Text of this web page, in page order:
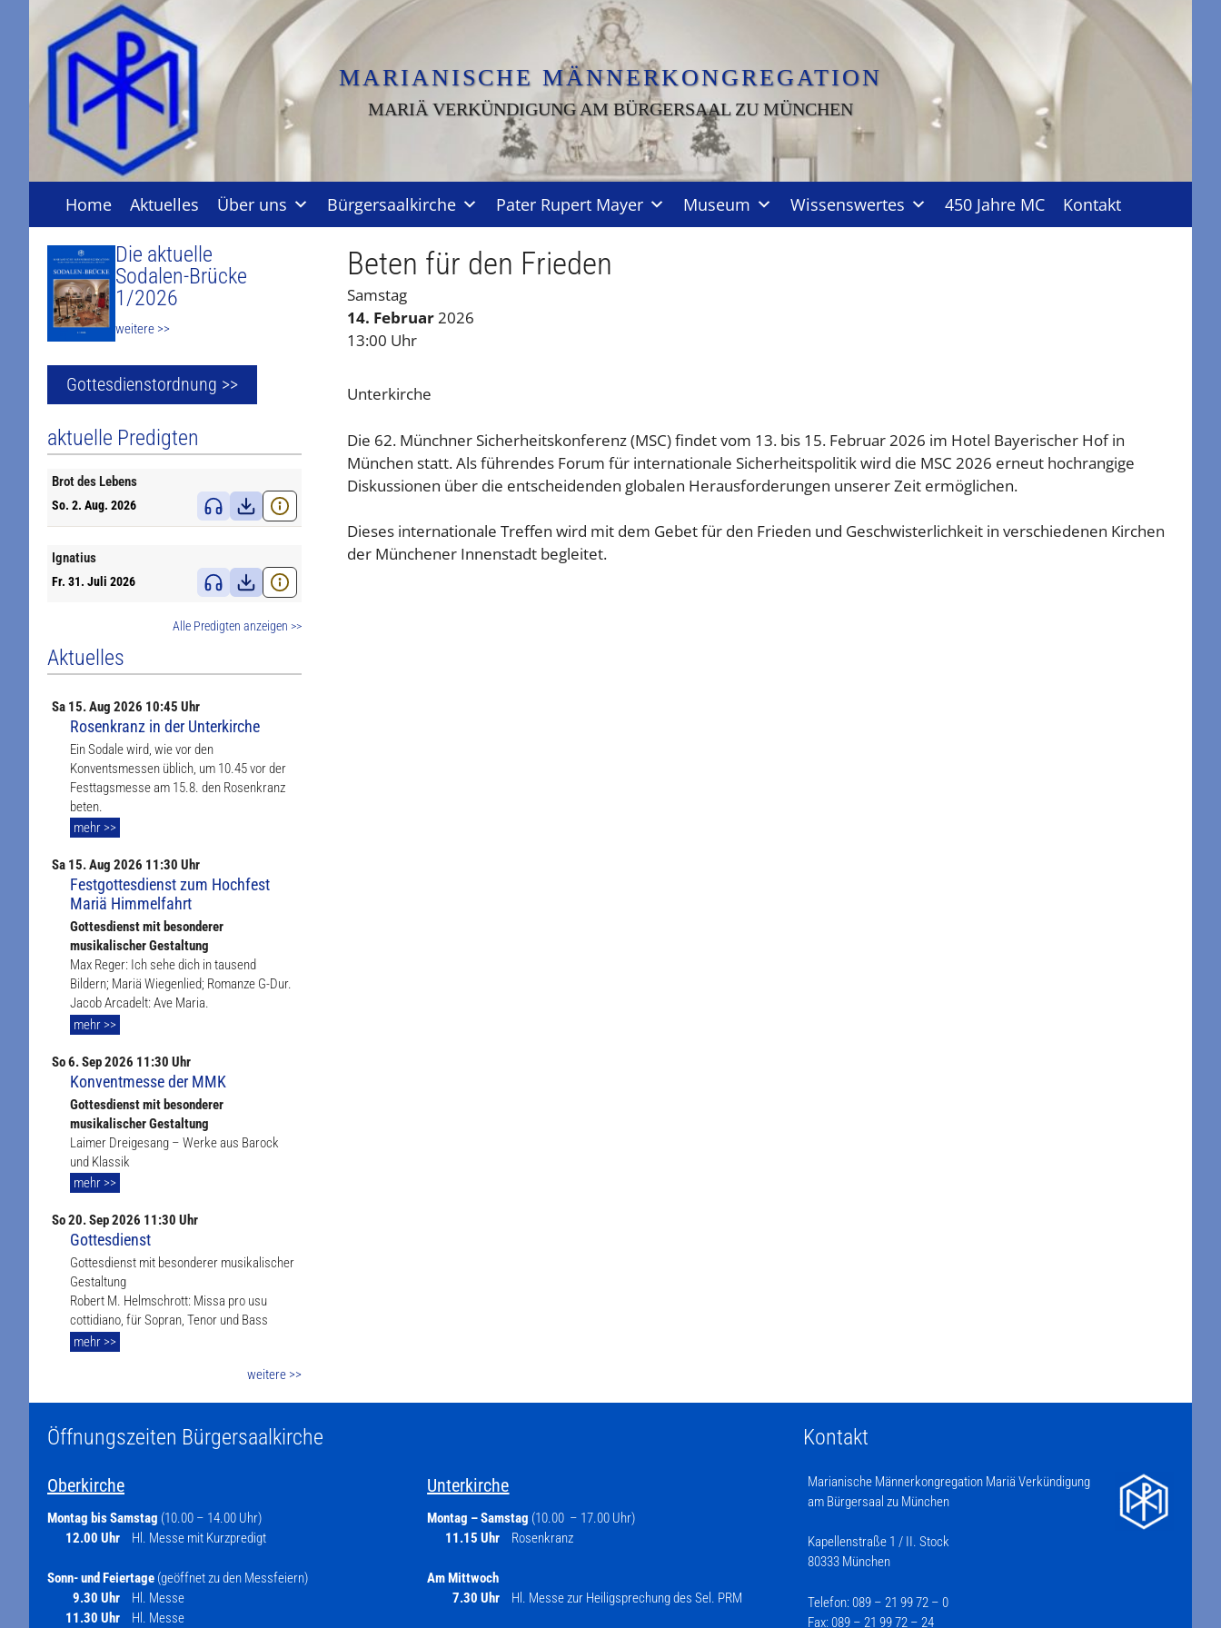
springen
MARIANISCHE MÄNNERKONGREGATION
MARIÄ VERKÜNDIGUNG AM BÜRGERSAAL ZU MÜNCHEN
Home Aktuelles Über uns Bürgersaalkirche Pater Rupert Mayer Museum Wissenswertes 450 Jahre MC Kontakt
Beten für den Frieden
Samstag
14. Februar2026
13:00 Uhr
Unterkirche
Die 62. Münchner Sicherheitskonferenz (MSC) findet vom 13. bis 15. Februar 2026 im Hotel Bayerischer Hof in
München statt. Als führendes Forum für internationale Sicherheitspolitik wird die MSC 2026 erneut hochrangige
Diskussionen über die entscheidenden globalen Herausforderungen unserer Zeit ermöglichen.
Dieses internationale Treffen wird mit dem Gebet für den Frieden und Geschwisterlichkeit in verschiedenen Kirchen
der Münchener Innenstadt begleitet.
Die aktuelle
Sodalen-Brücke
1/2026
weitere >>
Gottesdienstordnung >>
aktuelle Predigten
Brot des Lebens
So. 2. Aug. 2026
Ignatius
Fr. 31. Juli 2026
Alle Predigten anzeigen >>
Aktuelles
Sa 15. Aug 2026 10:45 Uhr
Rosenkranz in der Unterkirche
Ein Sodale wird, wie vor den
Konventsmessen üblich, um 10.45 vor der
Festtagsmesse am 15.8. den Rosenkranz
beten.
mehr >>
Sa 15. Aug 2026 11:30 Uhr
Festgottesdienst zum Hochfest
Mariä Himmelfahrt
Gottesdienst mit besonderer
musikalischer Gestaltung
Max Reger: Ich sehe dich in tausend
Bildern; Mariä Wiegenlied; Romanze G-Dur.
Jacob Arcadelt: Ave Maria.
mehr >>
So6. Sep2026 11:30 Uhr
Konventmesse der MMK
Gottesdienst mit besonderer
musikalischer Gestaltung
Laimer Dreigesang – Werke aus Barock
und Klassik
mehr >>
So20. Sep2026 11:30 Uhr
Gottesdienst
Gottesdienst mit besonderer musikalischer
Gestaltung
Robert M. Helmschrott: Missa pro usu
cottidiano, für Sopran, Tenor und Bass
mehr >>
weitere >>
Öffnungszeiten Bürgersaalkirche Kontakt
Oberkirche
Montag bis Samstag (10.00 – 14.00 Uhr)
12.00 Uhr
Hl. Messe mit Kurzpredigt
Sonn- und Feiertage (geöffnet zu den Messfeiern)
9.30 Uhr
Hl. Messe
11.30 Uhr
Hl. Messe
Unterkirche
Montag – Samstag (10.00 – 17.00 Uhr)
11.15 Uhr
Rosenkranz
Am Mittwoch
7.30 Uhr
Hl. Messe zur Heiligsprechung des Sel. PRM
Marianische Männerkongregation Mariä Verkündigung
am Bürgersaal zu München
Kapellenstraße 1 / II. Stock
80333 München
Telefon: 089 – 21 99 72 – 0
Fax: 089 – 21 99 72 – 24